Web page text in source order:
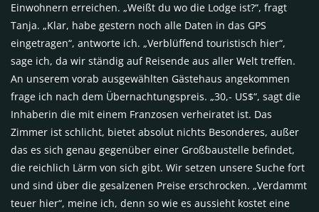
Einwohnern erreichen. „Weißt du wo die Lodge ist?“, fragt
Tanja. „Klar, habe gestern noch alle Daten in das GPS
eingetragen“, antworte ich. „Verblüffend touristisch hier“,
sage ich, da wir ständig auf Reisende aus aller Welt treffen.
An unserem vorab ausgewählten Gästehaus angekommen
frage ich nach dem Übernachtungspreis. „30,- US$“, sagt die
Inhaberin die mit einem Franzosen verheiratet ist. Das
Zimmer ist schlicht, bietet absolut nichts Besonderes, außer
das es sich genau gegenüber einer Großbaustelle befindet,
die reichlich Lärm von sich gibt. Wir setzen unsere Suche fort
und sind über die gesalzenen Preise erschrocken. „Verdammt
teuer hier“, meine ich, denn so wie es aussieht kostet eine